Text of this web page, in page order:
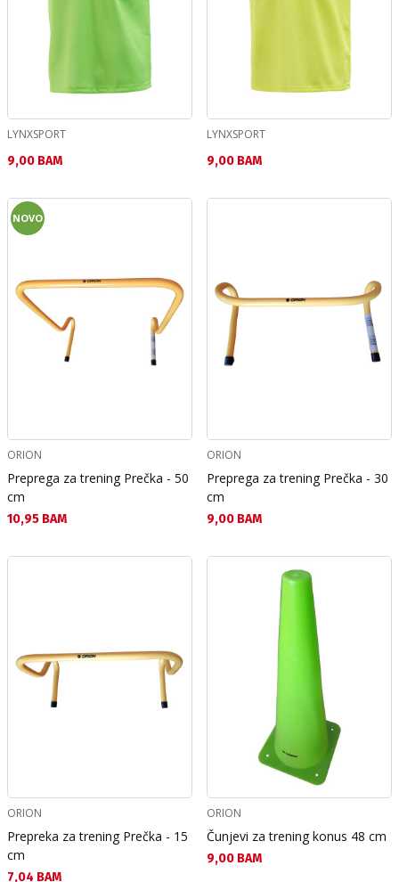
LYNXSPORT
Текуща цена:
9,00 BAM
LYNXSPORT
Текуща цена:
9,00 BAM
NOVO
ORION
Preprega za trening Prečka - 50
cm
Текуща цена:
10,95 BAM
ORION
Preprega za trening Prečka - 30
cm
Текуща цена:
9,00 BAM
ORION
Prepreka za trening Prečka - 15
cm
Текуща цена:
7,04 BAM
ORION
Čunjevi za trening konus 48 cm
Текуща цена:
9,00 BAM